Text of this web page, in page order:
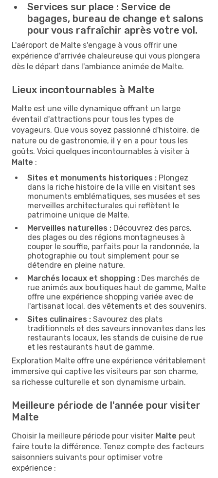
Services sur place : Service de
bagages, bureau de change et salons
pour vous rafraîchir après votre vol.
L'aéroport de Malte s'engage à vous offrir une
expérience d'arrivée chaleureuse qui vous plongera
dès le départ dans l'ambiance animée de Malte.
Lieux incontournables à Malte
Malte est une ville dynamique offrant un large
éventail d'attractions pour tous les types de
voyageurs. Que vous soyez passionné d'histoire, de
nature ou de gastronomie, il y en a pour tous les
goûts. Voici quelques incontournables à visiter à
Malte :
Sites et monuments historiques : Plongez
dans la riche histoire de la ville en visitant ses
monuments emblématiques, ses musées et ses
merveilles architecturales qui reflètent le
patrimoine unique de Malte.
Merveilles naturelles : Découvrez des parcs,
des plages ou des régions montagneuses à
couper le souffle, parfaits pour la randonnée, la
photographie ou tout simplement pour se
détendre en pleine nature.
Marchés locaux et shopping : Des marchés de
rue animés aux boutiques haut de gamme, Malte
offre une expérience shopping variée avec de
l'artisanat local, des vêtements et des souvenirs.
Sites culinaires : Savourez des plats
traditionnels et des saveurs innovantes dans les
restaurants locaux, les stands de cuisine de rue
et les restaurants haut de gamme.
Exploration Malte offre une expérience véritablement
immersive qui captive les visiteurs par son charme,
sa richesse culturelle et son dynamisme urbain.
Meilleure période de l'année pour visiter
Malte
Choisir la meilleure période pour visiter Malte peut
faire toute la différence. Tenez compte des facteurs
saisonniers suivants pour optimiser votre
expérience :